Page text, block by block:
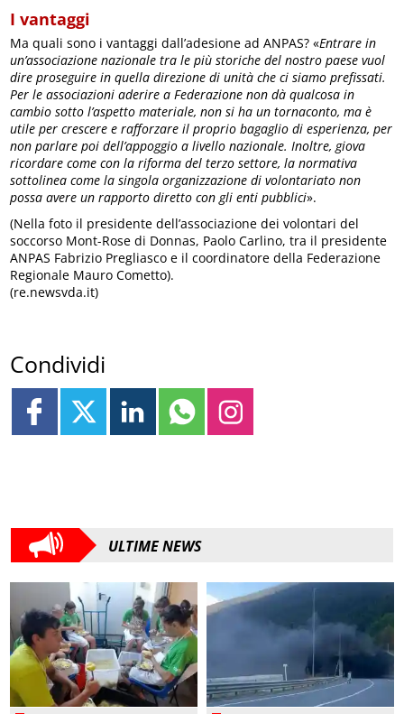
I vantaggi
Ma quali sono i vantaggi dall’adesione ad ANPAS? «Entrare in
un’associazione nazionale tra le più storiche del nostro paese vuol
dire proseguire in quella direzione di unità che ci siamo prefissati.
Per le associazioni aderire a Federazione non dà qualcosa in
cambio sotto l’aspetto materiale, non si ha un tornaconto, ma è
utile per crescere e rafforzare il proprio bagaglio di esperienza, per
non parlare poi dell’appoggio a livello nazionale. Inoltre, giova
ricordare come con la riforma del terzo settore, la normativa
sottolinea come la singola organizzazione di volontariato non
possa avere un rapporto diretto con gli enti pubblici».
(Nella foto il presidente dell’associazione dei volontari del
soccorso Mont-Rose di Donnas, Paolo Carlino, tra il presidente
ANPAS Fabrizio Pregliasco e il coordinatore della Federazione
Regionale Mauro Cometto).
(re.newsvda.it)
Condividi
ULTIME NEWS